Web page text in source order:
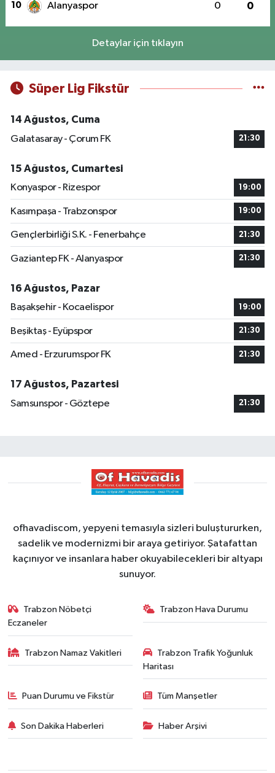
10 Alanyaspor 0 0
Detaylar için tıklayın
Süper Lig Fikstür
14 Ağustos, Cuma
Galatasaray - Çorum FK
21:30
15 Ağustos, Cumartesi
Konyaspor - Rizespor
19:00
Kasımpaşa - Trabzonspor 19:00
Gençlerbirliği S.K. - Fenerbahçe 21:30
Gaziantep FK - Alanyaspor 21:30
16 Ağustos, Pazar
Başakşehir - Kocaelispor
19:00
Beşiktaş - Eyüpspor 21:30
Amed - Erzurumspor FK 21:30
17 Ağustos, Pazartesi
Samsunspor - Göztepe
21:30
ofhavadiscom, yepyeni temasıyla sizleri buluştururken,
sadelik ve modernizmi bir araya getiriyor. Şatafattan
kaçınıyor ve insanlara haber okuyabilecekleri bir altyapı
sunuyor.
Trabzon Nöbetçi
Eczaneler
Trabzon Hava Durumu
Trabzon Namaz Vakitleri
Trabzon Trafik Yoğunluk
Haritası
Puan Durumu ve Fikstür Tüm Manşetler
Son Dakika Haberleri Haber Arşivi